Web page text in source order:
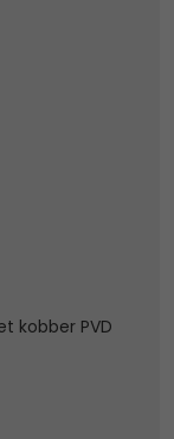
kobber PVD